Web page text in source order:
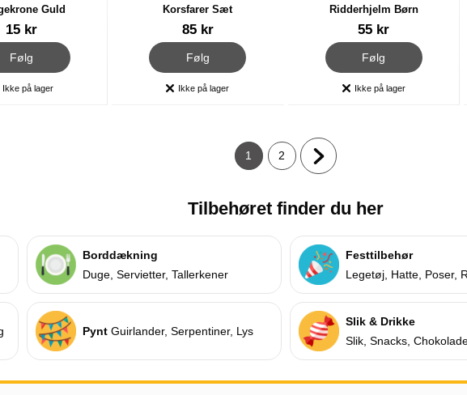
Guld
15 kr
Følg Guld
Ikke på lager
Korsfarer Sæt
85 kr
Følg
, Korsfarer Sæt
Produkttilgængelighed:
Ikke på lager
Ridderhjelm Børn
55 kr
Følg
, Ridderhjelm Børn
Produkttilgængelighed:
Ikke på lager
Nuværende side, Side
1
Gå til side
2
Næste side
Tilbehøret finder du her
Borddækning
Duge, Servietter, Tallerkener
Festtilbehør
Legetøj, Hatte, Poser,
Pynt Guirlander, Serpentiner, Lys
Slik & Drikke
Slik, Snacks,